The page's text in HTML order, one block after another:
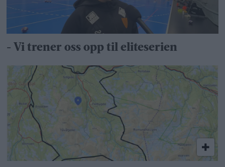
- Vi trener oss opp til eliteserien